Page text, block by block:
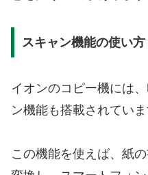
スキャン機能の使い方
イオンのコピー機には
ン機能も搭載されていま
この機能を使えば、紙